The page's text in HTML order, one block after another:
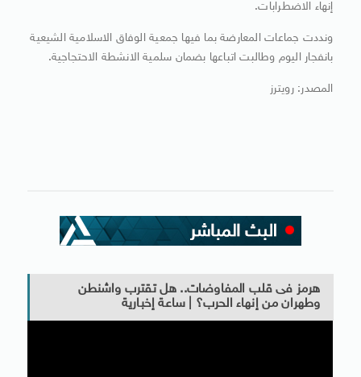
إنهاء الاضطرابات.
ونددت جماعات المعارضة بما فيها جمعية الوفاق الاسلامية الشيعية
بانفجار اليوم وطالبت اتباعها بضمان سلمية الانشطة الاحتجاجية.
المصدر: رويترز
هرمز فى قلب المفاوضات.. هل تقترب واشنطن
وطهران من إنهاء الحرب؟ | ساعة إخبارية